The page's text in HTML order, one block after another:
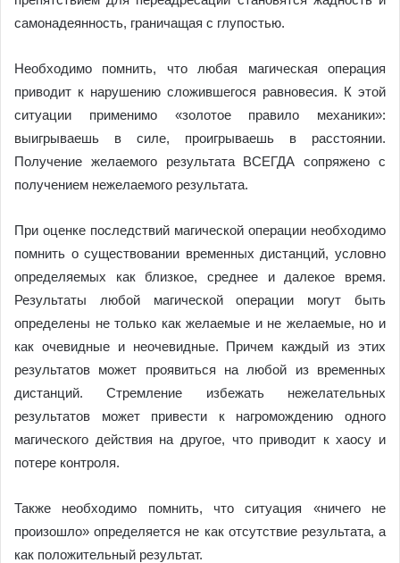
самонадеянность, граничащая с глупостью.
Необходимо помнить, что любая магическая операция
приводит к нарушению сложившегося равновесия. К этой
ситуации применимо «золотое правило механики»:
выигрываешь в силе, проигрываешь в расстоянии.
Получение желаемого результата ВСЕГДА сопряжено с
получением нежелаемого результата.
При оценке последствий магической операции необходимо
помнить о существовании временных дистанций, условно
определяемых как близкое, среднее и далекое время.
Результаты любой магической операции могут быть
определены не только как желаемые и не желаемые, но и
как очевидные и неочевидные. Причем каждый из этих
результатов может проявиться на любой из временных
дистанций. Стремление избежать нежелательных
результатов может привести к нагромождению одного
магического действия на другое, что приводит к хаосу и
потере контроля.
Также необходимо помнить, что ситуация «ничего не
произошло» определяется не как отсутствие результата, а
как положительный результат.